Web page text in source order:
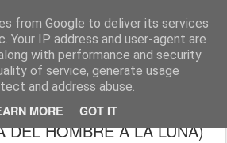
from Google to deliver its services
Your IP address and user-agent are
with performance and security
of service, generate usage
and address abuse.
MORE GOT IT
viñetas y más viñetas.
(45 AÑOS DE LA
DEL HOMBRE A LA LUNA)